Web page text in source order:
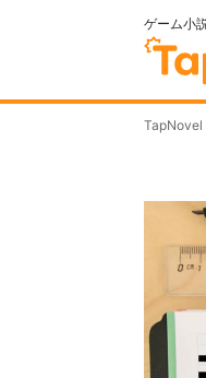
ゲーム小
TapNovel